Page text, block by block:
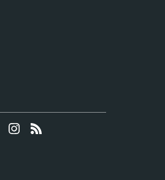
YoutubeInstagram